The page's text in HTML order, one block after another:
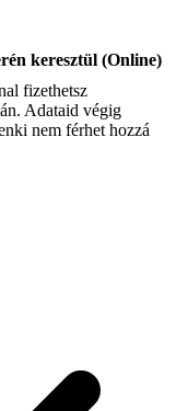
keresztül (Online)
fizethetsz
Adataid végig
nem férhet hozzá